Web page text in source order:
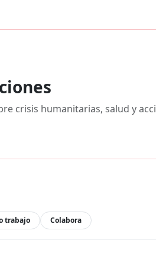
crisis humanitarias, salud y
trabajo Colabora